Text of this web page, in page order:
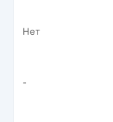
Нет
-